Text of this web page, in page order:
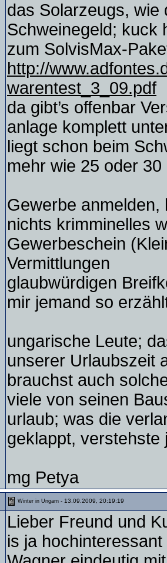
das Solarzeugs, wie
Schweinegeld; kuck
zum SolvisMax-
http://
warentest_3_09.pdf
da gibt’s offenbar
anlage komplett
liegt schon beim
mehr wie 25 oder 30
Gewerbe
nichts krimminelles
Gewerbeschein
Vermittlungen
glaubwürdigen
mir jemand so
ungarische Leute;
unserer Urlaubszeit
brauchst auch
viele von seinen
urlaub; was die
geklappt, verstehste
mg Petya
Winter in Ungarn - 13.09.2009, 20:19:19
Lieber Freund und
is ja